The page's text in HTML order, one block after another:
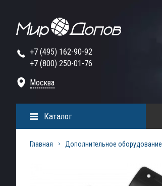
+7 (495) 162-90-92
+7 (800) 250-01-76
Москва
Каталог
Главная Дополнительное оборудование